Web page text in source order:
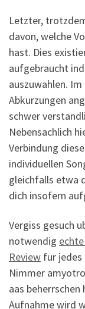
Letzter,
davon, welche
hast. Dies
aufgebraucht
auszuwahlen.
Abkurzungen
schwer
Nebensachlich
Verbindung
individuellen
gleichfalls etwa
dich insofern
Vergiss gesuch
notwendig
Review fur jedes
Nimmer
a­as
Aufnahme wird